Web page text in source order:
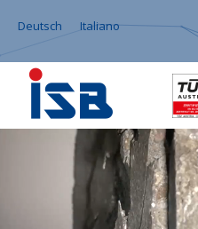
Deutsch Italiano